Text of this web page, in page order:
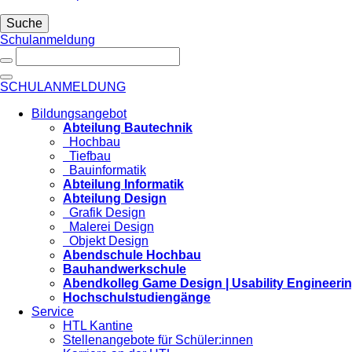
Suche
Schulanmeldung
SCHULANMELDUNG
Bildungsangebot
Abteilung Bautechnik
Hochbau
Tiefbau
Bauinformatik
Abteilung Informatik
Abteilung Design
Grafik Design
Malerei Design
Objekt Design
Abendschule Hochbau
Bauhandwerkschule
Abendkolleg Game Design | Usability
Hochschulstudiengänge
Service
HTL Kantine
Stellenangebote für Schüler:innen